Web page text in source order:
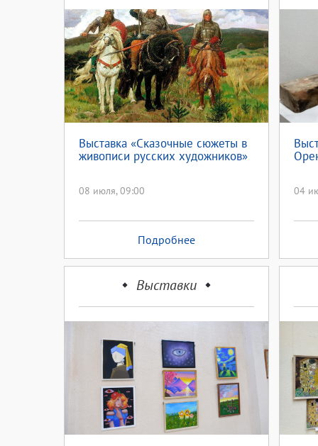
Выставка «Сказочные сюжеты в
живописи русских художников»
08 июля, 09:00
Подробнее
04
Выставки